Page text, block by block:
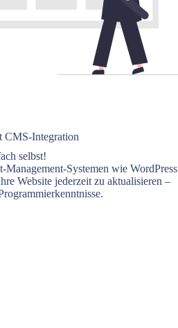
CMS-Integration
selbst!
Systemen wie WordPress
Website jederzeit zu aktualisieren –